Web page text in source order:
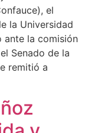
el
la Universidad
ante la comisión
Senado de la
remitió a